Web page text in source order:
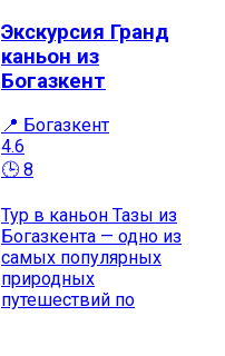
Экскурсия Гранд
каньон из
Богазкент
📍 Богазкент
4.6
🕒 8
Тур в каньон Тазы из
Богазкента — одно из
самых популярных
природных
путешествий по